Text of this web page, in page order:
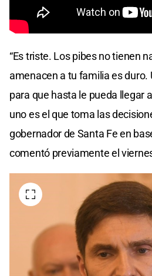
“Es triste. Los pibes no tienen
amenacen a tu familia es duro.
para que hasta le pueda llegar
uno es el que toma las
gobernador de Santa Fe en
comentó previamente el